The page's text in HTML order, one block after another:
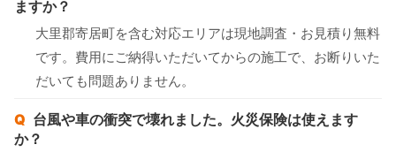
ますか？
大里郡寄居町を含む対応エリアは現地調査・お見積り無料
です。費用にご納得いただいてからの施工で、お断りいた
だいても問題ありません。
台風や車の衝突で壊れました。火災保険は使えます
か？